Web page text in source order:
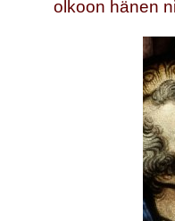
olkoon hänen